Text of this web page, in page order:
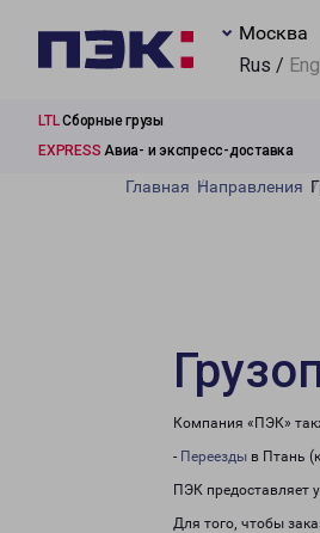
Москва
Rus / Eng
LTLСборные грузы
EXPRESS Авиа- и экспресс-доставка
Главная Направления
Компания «ПЭК»
- Переезды в Птань
ПЭК предоставляет
Для того, чтобы